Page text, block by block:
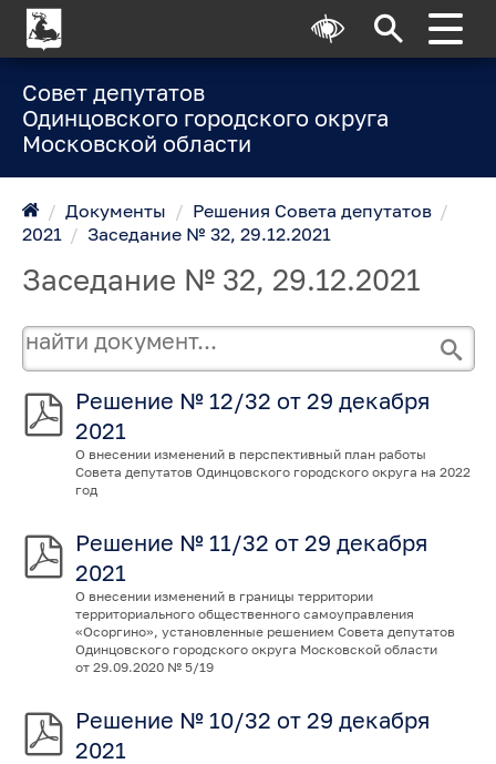
Совет депутатов
Одинцовского городского округа
Московской области
/ Документы / Решения Совета депутатов /
2021
/ Заседание № 32, 29.12.2021
Заседание № 32, 29.12.2021
Решение № 12/32 от 29 декабря
2021
О внесении изменений в перспективный план работы
Совета депутатов Одинцовского городского округа на 2022
год
Решение № 11/32 от 29 декабря
2021
О внесении изменений в границы территории
территориального общественного самоуправления
«Осоргино», установленные решением Совета депутатов
Одинцовского городского округа Московской области
от 29.09.2020 № 5/19
Решение № 10/32 от 29 декабря
2021